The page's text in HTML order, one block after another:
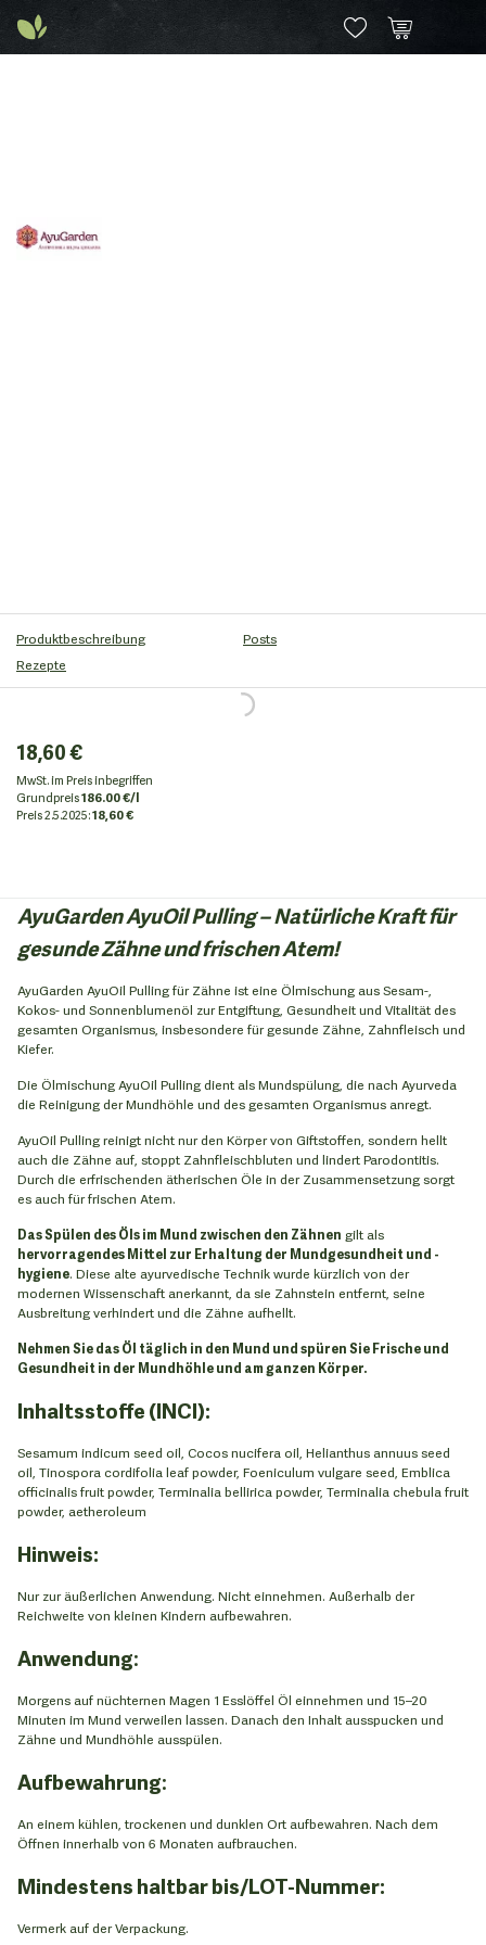
Produktbeschreibung
Posts
Rezepte
18,60 €
MwSt. im Preis inbegriffen
Grundpreis186.00 €/l
Preis2.5.2025:18,60 €
AyuGarden AyuOil Pulling – Natürliche Kraft für
gesunde Zähne und frischen Atem!
AyuGarden AyuOil Pulling für Zähne ist eine Ölmischung aus Sesam-,
Kokos- und Sonnenblumenöl zur Entgiftung, Gesundheit und Vitalität des
gesamten Organismus, insbesondere für gesunde Zähne, Zahnfleisch und
Kiefer.
Die Ölmischung AyuOil Pulling dient als Mundspülung, die nach Ayurveda
die Reinigung der Mundhöhle und des gesamten Organismus anregt.
AyuOil Pulling reinigt nicht nur den Körper von Giftstoffen, sondern hellt
auch die Zähne auf, stoppt Zahnfleischbluten und lindert Parodontitis.
Durch die erfrischenden ätherischen Öle in der Zusammensetzung sorgt
es auch für frischen Atem.
Das Spülen des Öls im Mund zwischen den Zähnen gilt als
hervorragendes Mittel zur Erhaltung der Mundgesundheit und -
hygiene. Diese alte ayurvedische Technik wurde kürzlich von der
modernen Wissenschaft anerkannt, da sie Zahnstein entfernt, seine
Ausbreitung verhindert und die Zähne aufhellt.
Nehmen Sie das Öl täglich in den Mund und spüren Sie Frische und
Gesundheit in der Mundhöhle und am ganzen Körper.
Inhaltsstoffe (INCI):
Sesamum indicum seed oil, Cocos nucifera oil, Helianthus annuus seed
oil, Tinospora cordifolia leaf powder, Foeniculum vulgare seed, Emblica
officinalis fruit powder, Terminalia bellirica powder, Terminalia chebula fruit
powder, aetheroleum
Hinweis:
Nur zur äußerlichen Anwendung. Nicht einnehmen. Außerhalb der
Reichweite von kleinen Kindern aufbewahren.
Anwendung:
Morgens auf nüchternen Magen 1 Esslöffel Öl einnehmen und 15–20
Minuten im Mund verweilen lassen. Danach den Inhalt ausspucken und
Zähne und Mundhöhle ausspülen.
Aufbewahrung:
An einem kühlen, trockenen und dunklen Ort aufbewahren. Nach dem
Öffnen innerhalb von 6 Monaten aufbrauchen.
Mindestens haltbar bis/LOT-Nummer:
Vermerk auf der Verpackung.